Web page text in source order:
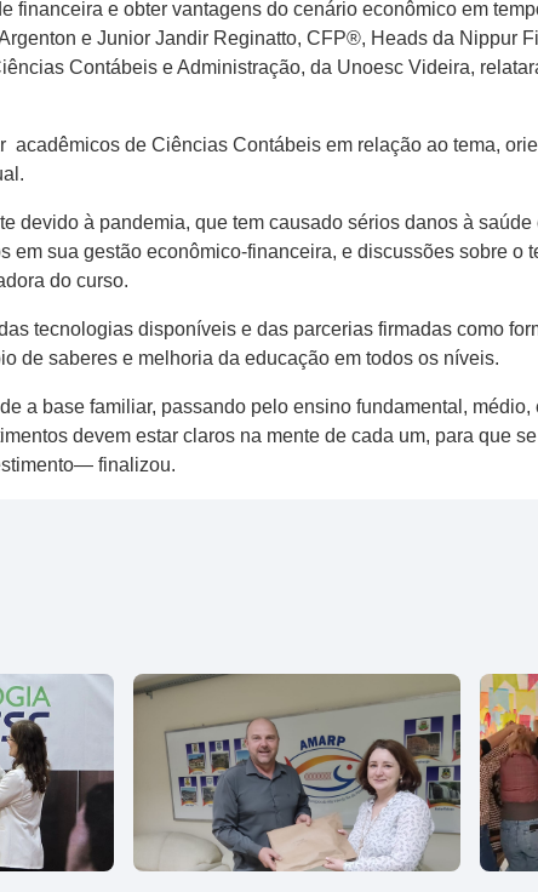
financeira e obter vantagens do cenário econômico em
e Junior Jandir Reginatto, CFP®, Heads da Nippur
Contábeis e Administração, da Unoesc Videira,
de Ciências Contábeis em relação ao tema,
à pandemia, que tem causado sérios danos à
sua gestão econômico-financeira, e discussões sobre o
do curso.
tecnologias disponíveis e das parcerias firmadas como
de saberes e melhoria da educação em todos os níveis.
a base familiar, passando pelo ensino fundamental, médio,
devem estar claros na mente de cada um, para que
finalizou.